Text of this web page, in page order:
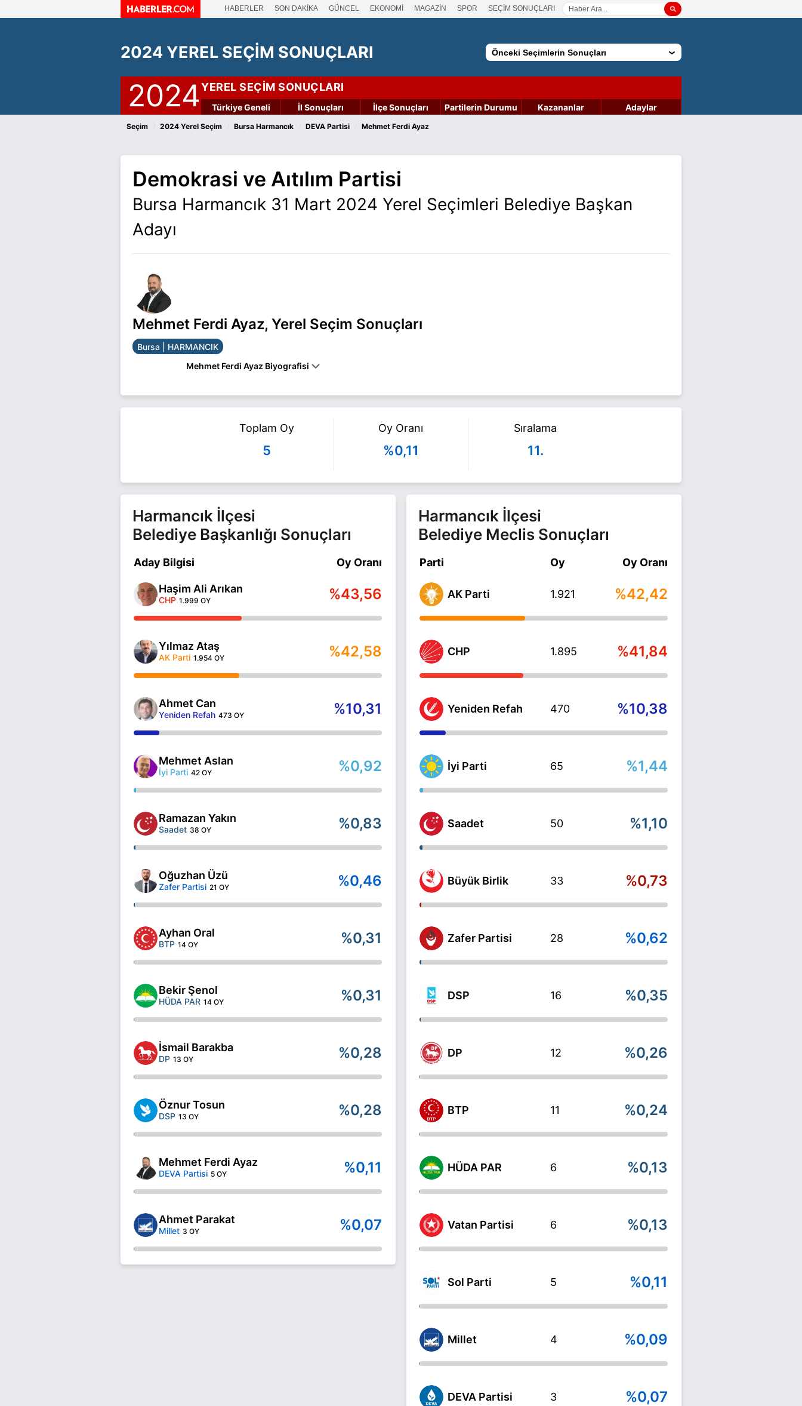
HABERLER SON DAKİKA GÜNCEL EKONOMİ MAGAZİN SPOR SEÇİM SONUÇLARI
2024 YEREL SEÇİM SONUÇLARI Önceki Seçimlerin Sonuçları
2024YEREL SEÇİM SONUÇLARI
Türkiye Geneli İl Sonuçları İlçe Sonuçları Partilerin Durumu Kazananlar Adaylar
Seçim 2024 Yerel Seçim Bursa Harmancık DEVA Partisi Mehmet Ferdi Ayaz
Demokrasi ve Aıtılım Partisi
Bursa Harmancık 31 Mart 2024 Yerel Seçimleri Belediye Başkan
Adayı
Mehmet Ferdi Ayaz, Yerel Seçim Sonuçları
Bursa | HARMANCIK
Mehmet Ferdi Ayaz Biyografisi
yarışıyor. Mehmet Ferdi Ayaz ile ilgili daha fazla bilgi için
Mehmet Ferdi Ayaz Haberleri sayfamızı ziyaret edin.
Toplam Oy
5
Oy Oranı
%0,11
Sıralama
11.
Harmancık İlçesi
Belediye Başkanlığı Sonuçları
Aday Bilgisi Oy Oranı
Haşim Ali Arıkan
CHP 1.999 OY %43,56
Yılmaz Ataş
AK Parti 1.954 OY %42,58
Ahmet Can
Yeniden Refah 473 OY %10,31
Mehmet Aslan
İyi Parti 42 OY %0,92
Ramazan Yakın
Saadet 38 OY %0,83
Oğuzhan Üzü
Zafer Partisi 21 OY %0,46
Ayhan Oral
BTP 14 OY %0,31
Bekir Şenol
HÜDA PAR 14 OY %0,31
İsmail Barakba
DP 13 OY %0,28
Öznur Tosun
DSP 13 OY %0,28
Mehmet Ferdi Ayaz
DEVA Partisi 5 OY %0,11
Ahmet Parakat
Millet 3 OY %0,07
Harmancık İlçesi
Belediye Meclis Sonuçları
Parti Oy Oy Oranı
AK Parti 1.921 %42,42
CHP 1.895 %41,84
Yeniden Refah 470 %10,38
İyi Parti 65 %1,44
Saadet 50 %1,10
Büyük Birlik 33 %0,73
Zafer Partisi 28 %0,62
DSP 16 %0,35
DP 12 %0,26
BTP 11 %0,24
HÜDA PAR 6 %0,13
Vatan Partisi 6 %0,13
Sol Parti 5 %0,11
Millet 4 %0,09
DEVA Partisi 3 %0,07